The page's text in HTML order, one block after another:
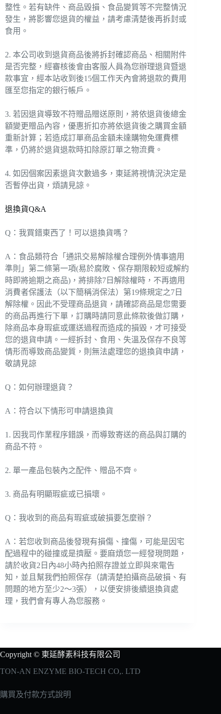
整性。若有缺件、商品毀損、食品變質等不完整情況
發生，將影響您退貨的權益，請考慮清楚後再拆封或
食用。
2. 本公司收到退貨商品後將拆封確認商品、相關附件
是否完整，經審核後會由客服人員為您辦理退貨暨退
款事宜，經本站收到後15個工作天內會將退款的費用
匯至您指定的銀行帳戶。
3. 若因退貨導致不符贈品贈送原則，將依退貨後總金
額變更贈品內容，優惠折扣亦將依退貨後之購買金額
重新計算；若造成訂單商品金額未達購物免運費標
準，仍將於退貨退款時扣除原訂單之物流費。
4. 如因個案因素退貨次數過多，東延將視情況決定是
否暫停出貨，煩請見諒。
退換貨Q&A
Q：我買錯東西了！可以退換貨嗎？
A：食品類符合「通訊交易解除權合理例外情事適用
準則」第二條第一項(易於腐敗、保存期限較短或解約
時即將逾期之商品)，將排除7日解除權時，不再適用
消費者保護法（以下簡稱消保法）第19條規定之7日
解除權。因此不受理商品退貨，請確認商品是您需要
的商品再進行下單，訂購時請同意此條款後做訂購，
除商品本身瑕疵或運送過程而造成的損毀，才可接受
您的退貨申請。一經拆封、食用、失溫及保存不良等
情形而導致商品變質，則無法處理您的退換貨申請，
敬請見諒
Q：如何辦理退貨？
A：符合以下情形可申請退換貨
1. 因我司作業程序錯誤，而導致寄送的商品與訂購的
商品不符。
2. 單一產品包裝內之配件、贈品不齊。
3. 商品有明顯瑕疵或已損壞。
Q：我收到的商品有瑕疵或破損要怎麼辦？
A：若您收到商品後發現有損傷、撞傷，可能是因宅
配過程中的碰撞或是擠壓。要麻煩您一經發現問題，
請於收貨2日內48小時內拍照存證並立即與來電告
知，並且幫我們拍照保存（請清楚拍攝商品破損、有
問題的地方至少2～3張），以便安排後續退換貨處
理，我們會有專人為您服務。
Copyright © 東延酵素科技有限公司
TON-AN ENZYME BIO-TECH CO,. LTD
購買及付款方式說明